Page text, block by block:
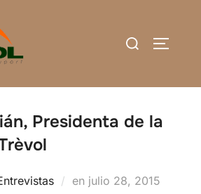
Buscar:
Presidenta de la
en Publicado
julio 28, 2015